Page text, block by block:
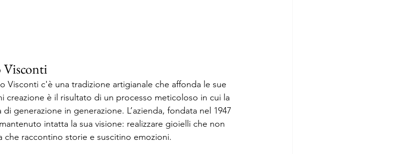
Visconti
Visconti c'è una tradizione artigianale che affonda le sue
creazione è il risultato di un processo meticoloso in cui la
generazione in generazione. L’azienda, fondata nel 1947
intatta la sua visione: realizzare gioielli che non
raccontino storie e suscitino emozioni.